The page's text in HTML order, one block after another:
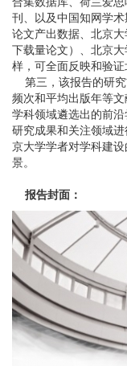
刊、以及中国知网学
论文产出数据、北京
下载量论文）、北京
样，可全面反映和验
第三，该报告的研
频次和平均出版年等
学科领域遴选出的前
研究成果和关注领域
京大学学者对学科建
景。
报告封面：